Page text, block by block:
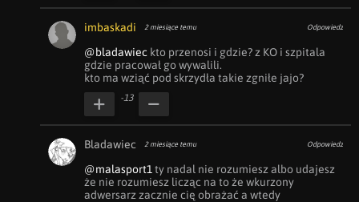
imbaskadi 2 miesiące temu Odpowiedz
@bladawiec kto przenosi i gdzie? z KO i szpitala
gdzie pracował go wywalili.
kto ma wziąć pod skrzydła takie zgniłe jajo?
-13
Bladawiec 2 miesiące temu Odpowiedz
@malasport1 ty nadal nie rozumiesz albo udajesz
że nie rozumiesz licząc na to że wkurzony
adwersarz zacznie cię obrażać a wtedy